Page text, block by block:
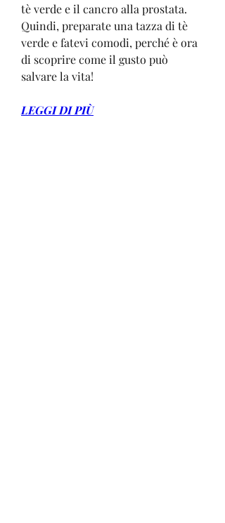
tè verde e il cancro alla prostata.
Quindi, preparate una tazza di tè
verde e fatevi comodi, perché è ora
di scoprire come il gusto può
salvare la vita!
LEGGI DI PIÙ